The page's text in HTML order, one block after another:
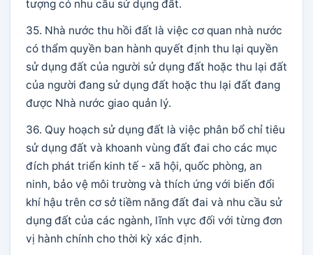
tượng có nhu cầu sử dụng đất.
35. Nhà nước thu hồi đất là việc cơ quan nhà nước
có thẩm quyền ban hành quyết định thu lại quyền
sử dụng đất của người sử dụng đất hoặc thu lại đất
của người đang sử dụng đất hoặc thu lại đất đang
được Nhà nước giao quản lý.
36. Quy hoạch sử dụng đất là việc phân bổ chỉ tiêu
sử dụng đất và khoanh vùng đất đai cho các mục
đích phát triển kinh tế - xã hội, quốc phòng, an
ninh, bảo vệ môi trường và thích ứng với biến đổi
khí hậu trên cơ sở tiềm năng đất đai và nhu cầu sử
dụng đất của các ngành, lĩnh vực đối với từng đơn
vị hành chính cho thời kỳ xác định.